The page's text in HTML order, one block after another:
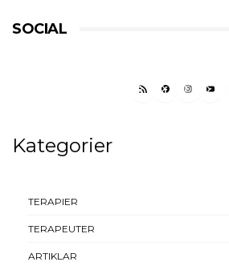
SOCIAL
RSS FEEDFACEBOOK
Kategorier
TERAPIER
TERAPEUTER
ARTIKLAR